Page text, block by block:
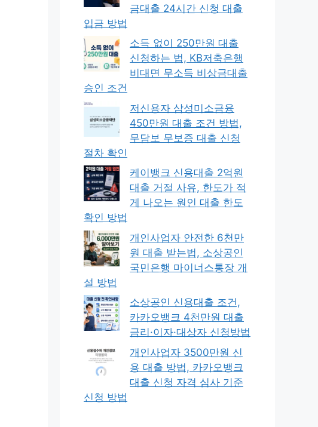
금대출 24시간 신청 대출
입금 방법
소득 없이 250만원 대출
신청하는 법, KB저축은행
비대면 무소득 비상금대출
승인 조건
저신용자 삼성미소금융
450만원 대출 조건 방법,
무담보 무보증 대출 신청
절차 확인
케이뱅크 신용대출 2억원
대출 거절 사유, 한도가 적
게 나오는 원인 대출 한도
확인 방법
개인사업자 안전한 6천만
원 대출 받는법, 소상공인
국민은행 마이너스통장 개
설 방법
소상공인 신용대출 조건,
카카오뱅크 4천만원 대출
금리·이자·대상자 신청방법
개인사업자 3500만원 신
용 대출 방법, 카카오뱅크
대출 신청 자격 심사 기준
신청 방법